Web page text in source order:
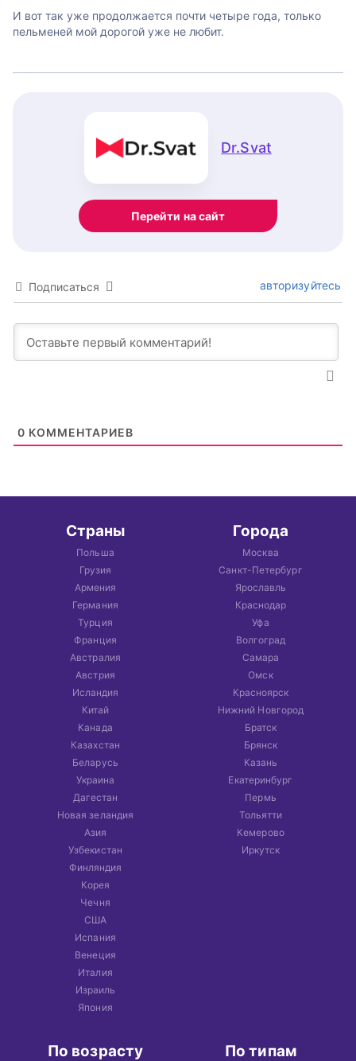
И вот так уже продолжается почти четыре года, только
пельменей мой дорогой уже не любит.
Dr.Svat
Перейти на сайт
Подписаться авторизуйтесь
0 КОММЕНТАРИЕВ
Страны
Польша
Грузия
Армения
Германия
Турция
Франция
Австралия
Австрия
Исландия
Китай
Канада
Казахстан
Беларусь
Украина
Дагестан
Новая зеландия
Азия
Узбекистан
Финляндия
Корея
Чечня
США
Испания
Венеция
Италия
Израиль
Япония
Города
Москва
Санкт-Петербург
Ярославль
Краснодар
Уфа
Волгоград
Самара
Омск
Красноярск
Нижний Новгород
Братск
Брянск
Казань
Екатеринбург
Пермь
Тольятти
Кемерово
Иркутск
По возрасту По типам